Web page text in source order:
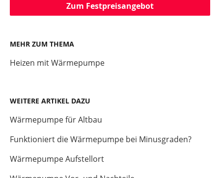
Zum Festpreisangebot
MEHR ZUM THEMA
Heizen mit Wärmepumpe
WEITERE ARTIKEL DAZU
Wärmepumpe für Altbau
Funktioniert die Wärmepumpe bei Minusgraden?
Wärmepumpe Aufstellort